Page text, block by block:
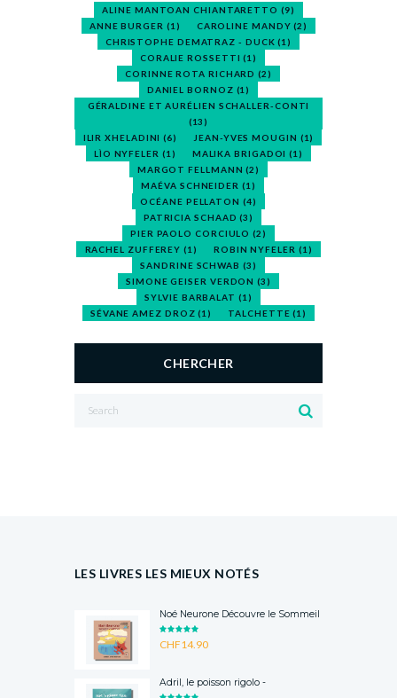
ALINE MANTOAN CHIANTARETTO (9)
ANNE BURGER (1) CAROLINE MANDY (2)
CHRISTOPHE DEMATRAZ - DUCK (1)
CORALIE ROSSETTI (1)
CORINNE ROTA RICHARD (2)
DANIEL BORNOZ (1)
GÉRALDINE ET AURÉLIEN SCHALLER-CONTI
(13)
ILIR XHELADINI (6) JEAN-YVES MOUGIN (1)
LÌO NYFELER (1) MALIKA BRIGADOI (1)
MARGOT FELLMANN (2)
MAÉVA SCHNEIDER (1)
OCÉANE PELLATON (4)
PATRICIA SCHAAD (3)
PIER PAOLO CORCIULO (2)
RACHEL ZUFFEREY (1) ROBIN NYFELER (1)
SANDRINE SCHWAB (3)
SIMONE GEISER VERDON (3)
SYLVIE BARBALAT (1)
SÉVANE AMEZ DROZ (1) TALCHETTE (1)
CHERCHER
LES LIVRES LES MIEUX NOTÉS
Noé Neurone Découvre le Sommeil
5.00 OUT
CHF14.90
Adril, le poisson rigolo -